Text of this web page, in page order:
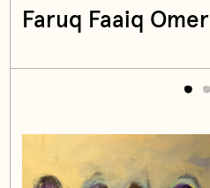
Faruq Faaiq Omer